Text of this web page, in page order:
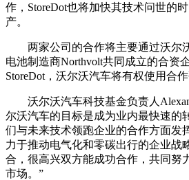
作，StoreDot也将加快其技术问世的
产。
两家公司的合作将主要通过沃尔
电池制造商Northvolt共同成立的合资
StoreDot，沃尔沃汽车将有权使用合
沃尔沃汽车科技基金负责人
尔沃汽车的目标是成为业内最快速的
们与未来技术领跑企业的合作方面发
力于推动电气化和零碳出行的企业战
合，很高兴双方能成功合作，共同努
市场。”